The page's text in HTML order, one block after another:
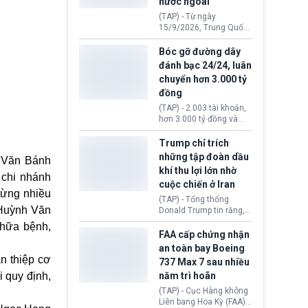
Bánh
nhánh
nhiều
Văn
bệnh,
thiệp cơ
quy định,
nguyên liệu liên quan
đến ổ dịch Salmonella
khiến ít nhất 110 người
mắc bệnh tại bang
Minnesota.
(TAP) - Từ ngày
15/9/2026, Trung Quốc
áp dụng quy định mới về
quản lý xuất nhập cảnh.
Một hành vi vi phạm giấy
tờ, xuất nhập cảnh trái
phép hay liên quan kiểm
soát công nghệ có thể
khiến công dân Trung
Quốc đối mặt lệnh cấm
xuất cảnh kéo dài tới 3
năm. Trong khi đó, người
nước ngoài sử dụng giấy
tờ giả có nguy cơ bị từ
chối nhập cảnh hoặc
cấm vào Trung Quốc tới
5 năm.
Bóc gỡ đường dây
đánh bạc 24/24, luân
chuyển hơn 3.000 tỷ
đồng
(TAP) - 2.003 tài khoản,
hơn 3.000 tỷ đồng và
một đường dây đánh
bạc xuyên quốc gia vận
hành 24/24 giờ vừa bị
Công an TP. Hải Phòng
(Việt Nam) bóc gỡ.
Trump chỉ trích
những tập đoàn dầu
khí thu lợi lớn nhờ
cuộc chiến ở Iran
(TAP) - Tổng thống
Donald Trump tin rằng, 2
tập đoàn dầu khí
ExxonMobil và Chevron
đã thu về lợi nhuận quá
lớn nhờ giá dầu tăng
mạnh suốt thời gian Hoa
Kỳ xảy ra xung đột ở
Iran. Trên cơ sở đó, lãnh
đạo Nhà Trắng kêu gọi
FAA cấp chứng nhận
an toàn bay Boeing
737 Max 7 sau nhiều
năm trì hoãn
(TAP) - Cục Hàng không
Liên bang Hoa Kỳ (FAA)